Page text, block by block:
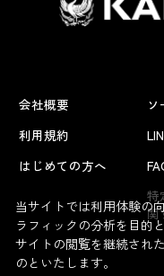
会社概要
利用規約
はじめての方へ
ソ
特
関
当サイトでは利用体験の
ラフィックの分析を目的
サイトの閲覧を継続され
のといたします。